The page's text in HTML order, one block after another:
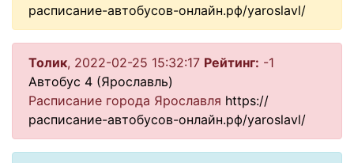
расписание-автобусов-онлайн.рф/yaroslavl/
Толик, 2022-02-25 15:32:17 Рейтинг: -1
Автобус 4 (Ярославль)
Расписание города Ярославля https://
расписание-автобусов-онлайн.рф/yaroslavl/